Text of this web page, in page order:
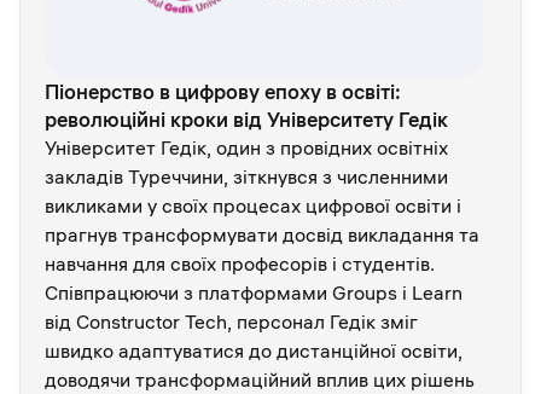
Піонерство в цифрову епоху в освіті:
революційні кроки від Університету Гедік
Університет Гедік, один з провідних освітніх
закладів Туреччини, зіткнувся з численними
викликами у своїх процесах цифрової освіти і
прагнув трансформувати досвід викладання та
навчання для своїх професорів і студентів.
Співпрацюючи з платформами Groups і Learn
від Constructor Tech, персонал Гедік зміг
швидко адаптуватися до дистанційної освіти,
доводячи трансформаційний вплив цих рішень